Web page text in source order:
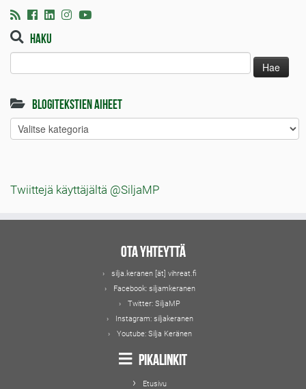
Haku
Blogitekstien aiheet
Blogitekstien
aiheet
Twiittejä käyttäjältä @SiljaMP
Ota yhteyttä
silja.keranen [ät] vihreat.fi
Facebook: siljamkeranen
Twitter: SiljaMP
Instagram: siljakeranen
Youtube: Silja Keränen
Pikalinkit
Etusivu